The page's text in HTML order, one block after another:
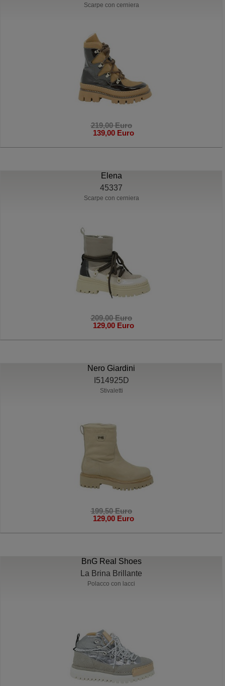
Scarpe con cerniera
219,00 Euro
139,00 Euro
Elena
45337
Scarpe con cerniera
209,00 Euro
129,00 Euro
Nero Giardini
I514925D
Stivaletti
199,50 Euro
129,00 Euro
BnG Real Shoes
La Brina Brillante
Polacco con lacci